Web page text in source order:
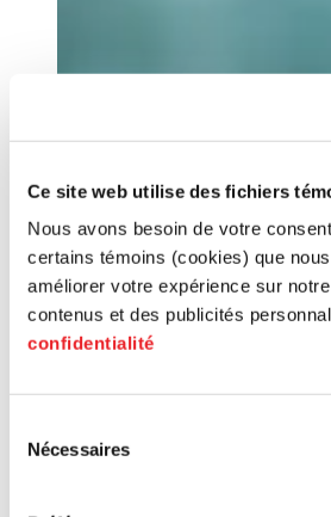
Ce site web utilise des fichiers
Nous avons besoin de votre
certains témoins (cookies) que
améliorer votre expérience sur
contenus et des publicités
confidentialité
Nécessaires